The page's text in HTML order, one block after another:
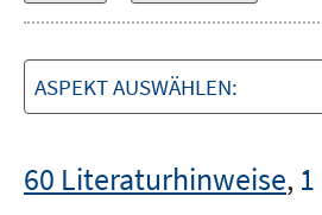
ASPEKT AUSWÄHLEN:
60 Literaturhinweise,